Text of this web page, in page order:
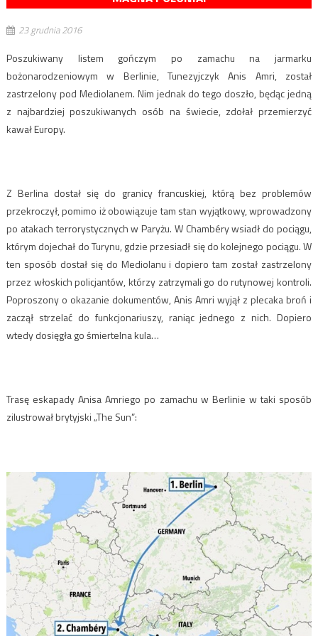
23 grudnia 2016
Poszukiwany listem gończym po zamachu na jarmarku
bożonarodzeniowym w Berlinie, Tunezyjczyk Anis Amri, został
zastrzelony pod Mediolanem. Nim jednak do tego doszło, będąc jedną
z najbardziej poszukiwanych osób na świecie, zdołał przemierzyć
kawał Europy.
Z Berlina dostał się do granicy francuskiej, którą bez problemów
przekroczył, pomimo iż obowiązuje tam stan wyjątkowy, wprowadzony
po atakach terrorystycznych w Paryżu. W Chambéry wsiadł do pociągu,
którym dojechał do Turynu, gdzie przesiadł się do kolejnego pociągu. W
ten sposób dostał się do Mediolanu i dopiero tam został zastrzelony
przez włoskich policjantów, którzy zatrzymali go do rutynowej kontroli.
Poproszony o okazanie dokumentów, Anis Amri wyjął z plecaka broń i
zaczął strzelać do funkcjonariuszy, raniąc jednego z nich. Dopiero
wtedy dosięgła go śmiertelna kula…
Trasę eskapady Anisa Amriego po zamachu w Berlinie w taki sposób
zilustrował brytyjski „The Sun”: